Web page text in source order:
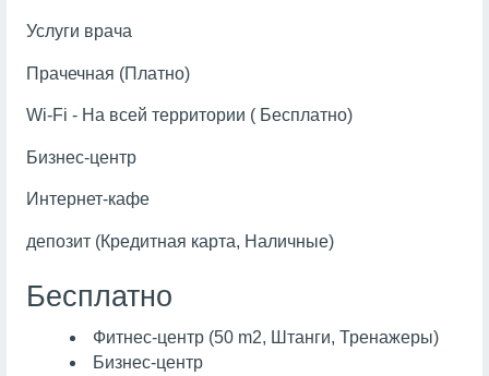
Услуги врача
Прачечная (Платно)
Wi-Fi - На всей территории ( Бесплатно)
Бизнес-центр
Интернет-кафе
депозит (Кредитная карта, Наличные)
Бесплатно
Фитнес-центр (50 m2, Штанги, Тренажеры)
Бизнес-центр